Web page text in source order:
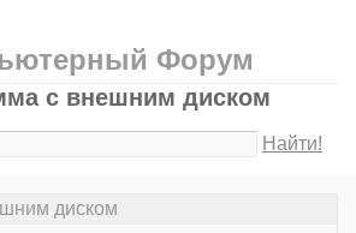
Форум
с внешним диском
Найти!
диском